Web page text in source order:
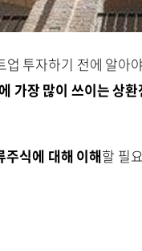
투자하기 전에 알아
가장 많이 쓰이는 상
주식에 대해 이해할 필